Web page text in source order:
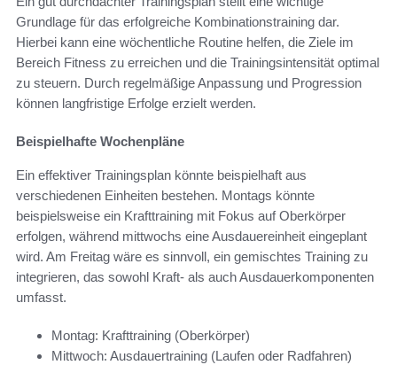
Grundlage für das erfolgreiche Kombinationstraining dar.
Hierbei kann eine wöchentliche Routine helfen, die Ziele im
Bereich Fitness zu erreichen und die Trainingsintensität optimal
zu steuern. Durch regelmäßige Anpassung und Progression
können langfristige Erfolge erzielt werden.
Beispielhafte Wochenpläne
Ein effektiver Trainingsplan könnte beispielhaft aus
verschiedenen Einheiten bestehen. Montags könnte
beispielsweise ein Krafttraining mit Fokus auf Oberkörper
erfolgen, während mittwochs eine Ausdauereinheit eingeplant
wird. Am Freitag wäre es sinnvoll, ein gemischtes Training zu
integrieren, das sowohl Kraft- als auch Ausdauerkomponenten
umfasst.
Montag: Krafttraining (Oberkörper)
Mittwoch: Ausdauertraining (Laufen oder Radfahren)